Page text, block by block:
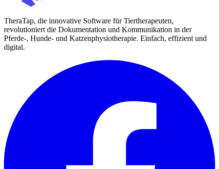
TheraTap, die innovative Software für Tiertherapeuten,
revolutioniert die Dokumentation und Kommunikation in der
Pferde-, Hunde- und Katzenphysiotherapie. Einfach, effizient und
digital.